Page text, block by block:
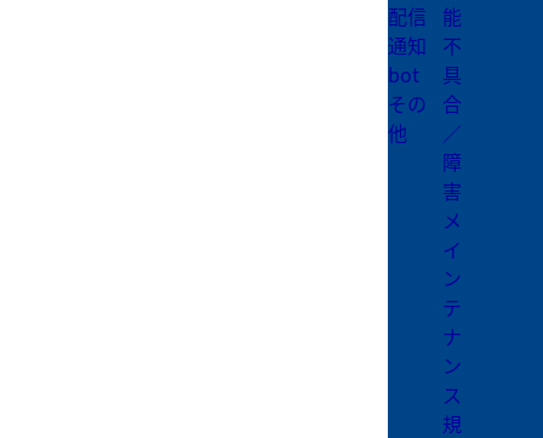
配信
通知
bot
その
他
能
不
具
合
／
障
害
メ
イ
ン
テ
ナ
ン
ス
規